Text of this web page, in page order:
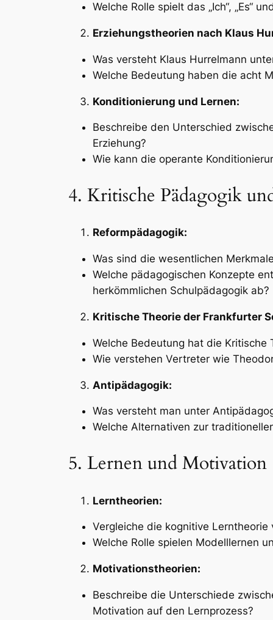
Welche Rolle spielt das „Ich“, „Es“
Erziehungstheorien nach Klaus
Was versteht Klaus Hurrelmann
Welche Bedeutung haben die acht
Konditionierung und Lernen:
Beschreibe den Unterschied
Erziehung?
Wie kann die operante
4. Kritische Pädagogik
Reformpädagogik:
Was sind die wesentlichen
Welche pädagogischen Konzepte
herkömmlichen Schulpädagogik ab?
Kritische Theorie der Frankfurter
Welche Bedeutung hat die
Wie verstehen Vertreter wie
Antipädagogik:
Was versteht man unter
Welche Alternativen zur
5. Lernen und Motivation
Lerntheorien:
Vergleiche die kognitive
Welche Rolle spielen Modelllernen
Motivationstheorien:
Beschreibe die Unterschiede
Motivation auf den Lernprozess?